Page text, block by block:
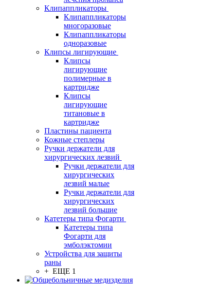
Клипаппликаторы
Клипаппликаторы
многоразовые
Клипаппликаторы
одноразовые
Клипсы лигирующие
Клипсы
лигирующие
полимерные в
картридже
Клипсы
лигирующие
титановые в
картридже
Пластины пациента
Кожные степлеры
Ручки держатели для
хирургических лезвий
Ручки держатели для
хирургических
лезвий малые
Ручки держатели для
хирургических
лезвий большие
Катетеры типа Фогарти
Катетеры типа
Фогарти для
эмболэктомии
Устройства для защиты
раны
+ ЕЩЕ 1